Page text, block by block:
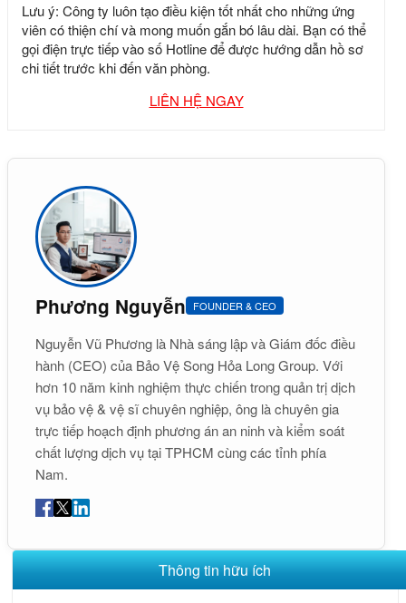
Lưu ý: Công ty luôn tạo điều kiện tốt nhất cho những ứng
viên có thiện chí và mong muốn gắn bó lâu dài. Bạn có thể
gọi điện trực tiếp vào số Hotline để được hướng dẫn hồ sơ
chi tiết trước khi đến văn phòng.
LIÊN HỆ NGAY
Phương Nguyễn FOUNDER & CEO
Nguyễn Vũ Phương là Nhà sáng lập và Giám đốc điều
hành (CEO) của Bảo Vệ Song Hỏa Long Group. Với
hơn 10 năm kinh nghiệm thực chiến trong quản trị dịch
vụ bảo vệ & vệ sĩ chuyên nghiệp, ông là chuyên gia
trực tiếp hoạch định phương án an ninh và kiểm soát
chất lượng dịch vụ tại TPHCM cùng các tỉnh phía
Nam.
Thông tin hữu ích